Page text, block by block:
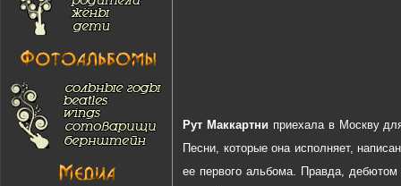
Рут Маккартни приехала в Москву
Песни, которые она исполняет,
ее первого альбома. Правда,